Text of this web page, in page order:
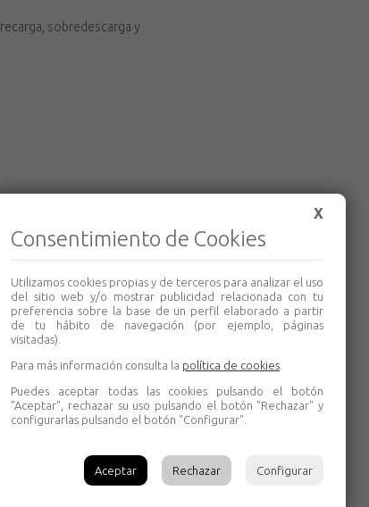
sobredescarga y
X
Consentimiento de Cookies
Utilizamos cookies propias y de terceros para analizar el uso
del sitio web y/o mostrar publicidad relacionada con tu
preferencia sobre la base de un perfil elaborado a partir
de tu hábito de navegación (por ejemplo, páginas
visitadas).
Para más información consulta la política de cookies
Puedes aceptar todas las cookies pulsando el botón
"Aceptar", rechazar su uso pulsando el botón "Rechazar" y
configurarlas pulsando el botón "Configurar".
Aceptar Rechazar Configurar